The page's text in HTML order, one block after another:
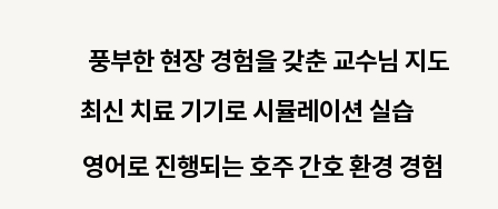
풍부한 현장 경험을 갖춘 교수님 지도
최신 치료 기기로 시뮬레이션 실습
영어로 진행되는 호주 간호 환경 경험